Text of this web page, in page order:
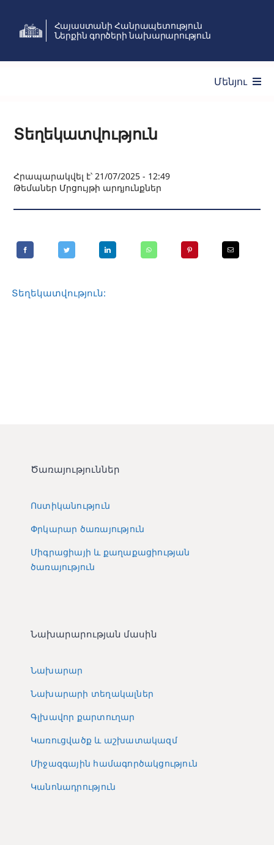
Հայաստանի Հանրապետություն
Ներքին գործերի նախարարություն
Մենյու
Նորություններ
Տեղեկատվություն
Հրապարակվել է՝ 21/07/2025 - 12:49
Թեմաներ Մրցույթի արդյունքներ
Տեղեկատվություն:
Ծառայություններ
Ոստիկանություն
Փրկարար ծառայություն
Միգրացիայի և քաղաքացիության
ծառայություն
Նախարարության մասին
Նախարար
Նախարարի տեղակալներ
Գլխավոր քարտուղար
Կառուցվածք և աշխատակազմ
Միջազգային համագործակցություն
Կանոնադրություն